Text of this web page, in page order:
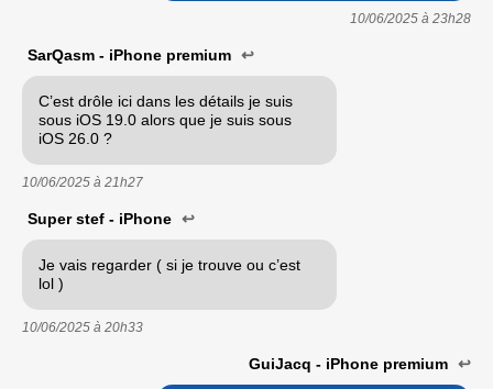
10/06/2025 à 23h28
SarQasm - iPhone premium ↩
C’est drôle ici dans les détails je suis
sous iOS 19.0 alors que je suis sous
iOS 26.0 ?
10/06/2025 à 21h27
Super stef - iPhone ↩
Je vais regarder ( si je trouve ou c’est
lol )
10/06/2025 à 20h33
GuiJacq - iPhone premium ↩